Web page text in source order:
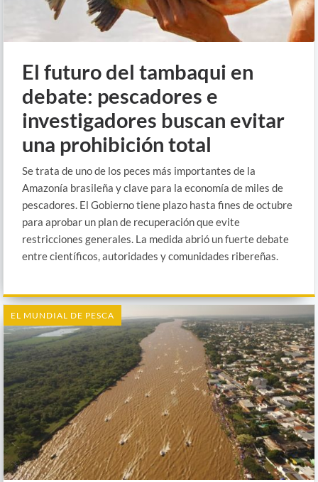
El futuro del tambaqui en
debate: pescadores e
investigadores buscan evitar
una prohibición total
Se trata de uno de los peces más importantes de la
Amazonía brasileña y clave para la economía de miles de
pescadores. El Gobierno tiene plazo hasta fines de octubre
para aprobar un plan de recuperación que evite
restricciones generales. La medida abrió un fuerte debate
entre científicos, autoridades y comunidades ribereñas.
EL MUNDIAL DE PESCA